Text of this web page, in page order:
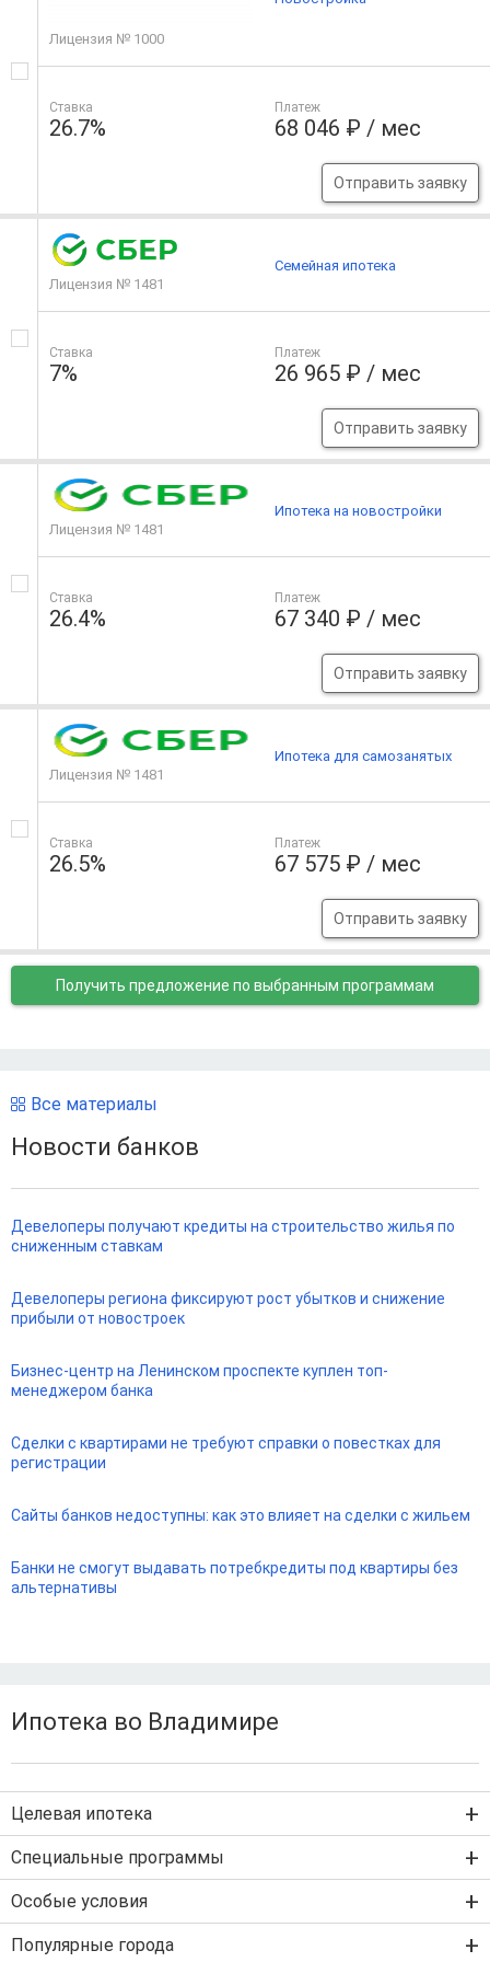
Лицензия № 1000
Ставка
26.7%
Платеж
68 046 ₽ / мес
Отправить заявку
Лицензия № 1481
Ставка
7%
Платеж
26 965 ₽ / мес
Отправить заявку
Семейная ипотека
Лицензия № 1481
Ставка
26.4%
Платеж
67 340 ₽ / мес
Отправить заявку
Ипотека на новостройки
Лицензия № 1481
Ставка
26.5%
Платеж
67 575 ₽ / мес
Отправить заявку
Ипотека для самозанятых
Получить предложение по выбранным программам
Все материалы
Новости банков
Девелоперы получают кредиты на строительство жилья по
сниженным ставкам
Девелоперы региона фиксируют рост убытков и снижение
прибыли от новостроек
Бизнес-центр на Ленинском проспекте куплен топ-
менеджером банка
Сделки с квартирами не требуют справки о повестках для
регистрации
Сайты банков недоступны: как это влияет на сделки с жильем
Банки не смогут выдавать потребкредиты под квартиры без
альтернативы
Ипотека во Владимире
Целевая ипотека
Ипотека на вторичку
Ипотека на строительство дома
IT-ипотека
Специальные программы
Военная ипотека
Рефинансирование ипотеки
Особые условия
Популярные города